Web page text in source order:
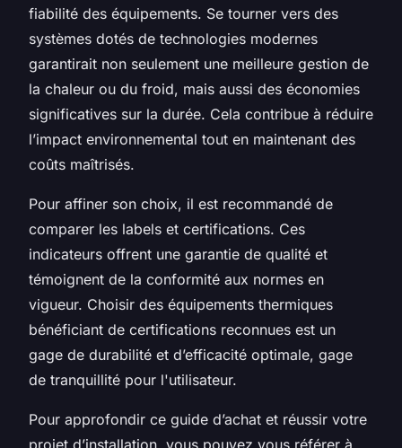
fiabilité des équipements. Se tourner vers des
systèmes dotés de technologies modernes
garantirait non seulement une meilleure gestion de
la chaleur ou du froid, mais aussi des économies
significatives sur la durée. Cela contribue à réduire
l’impact environnemental tout en maintenant des
coûts maîtrisés.
Pour affiner son choix, il est recommandé de
comparer les labels et certifications. Ces
indicateurs offrent une garantie de qualité et
témoignent de la conformité aux normes en
vigueur. Choisir des équipements thermiques
bénéficiant de certifications reconnues est un
gage de durabilité et d’efficacité optimale, gage
de tranquillité pour l'utilisateur.
Pour approfondir ce guide d’achat et réussir votre
projet d’installation, vous pouvez vous référer à